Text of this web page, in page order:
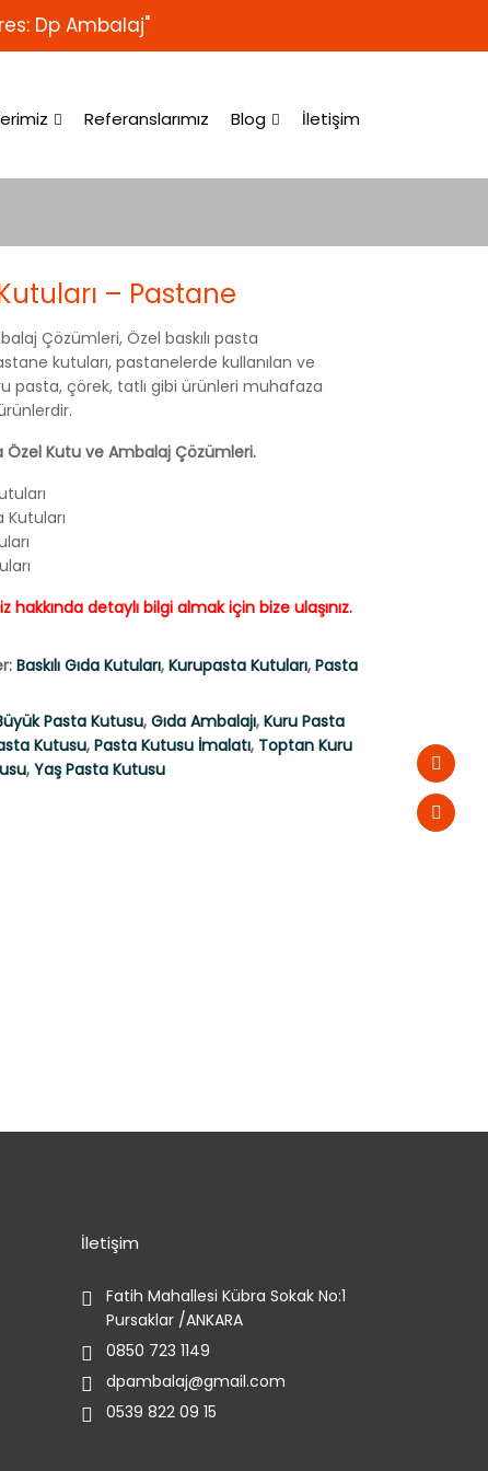
Dp Ambalaj"
Referanslarımız Blog İletişim
– Pastane
Çözümleri, Özel baskılı pasta
kutuları, pastanelerde kullanılan ve
pasta, çörek, tatlı gibi ürünleri muhafaza
Özel Kutu ve Ambalaj Çözümleri.
hakkında detaylı bilgi almak için bize ulaşınız.
Baskılı Gıda Kutuları, Kurupasta Kutuları, Pasta
Pasta Kutusu, Gıda Ambalajı, Kuru Pasta
Kutusu, Pasta Kutusu İmalatı, Toptan Kuru
, Yaş Pasta Kutusu
Pasta Kutuları Pastane Kutuları
İletişim
Fatih Mahallesi Kübra Sokak No:1
Pursaklar /ANKARA
0850 723 1149
dpambalaj@gmail.com
0539 822 09 15